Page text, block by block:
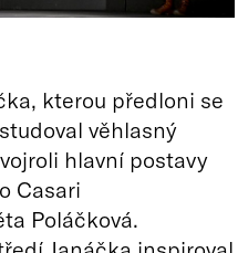
kterou předloni se
věhlasný
hlavní postavy
Casari
Poláčková.